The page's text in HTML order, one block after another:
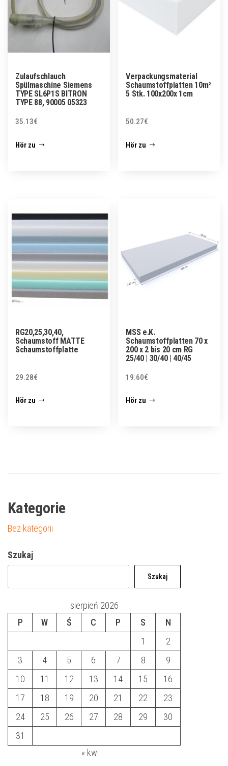
Zulaufschlauch
Spülmaschine Siemens
TYPE SL6P1S BITRON
TYPE 88, 90005 05323
35.13€
Hör zu
Verpackungsmaterial
Schaumstoffplatten 10m²
5 Stk. 100x200x 1cm
50.27€
Hör zu
RG20,25,30,40,
Schaumstoff MATTE
Schaumstoffplatte
29.28€
Hör zu
MSS e.K.
Schaumstoffplatten 70 x
200 x 2 bis 20 cm RG
25/40 | 30/40 | 40/45
19.60€
Hör zu
Kategorie
Bez kategorii
Szukaj
Szukaj
sierpień 2026
P
W Ś C P S
N
1
2
3
4 5 6 7 8
9
10
11 12 13 14 15
16
17
18 19 20 21 22
23
24
25 26 27 28 29
30
31
« kwi